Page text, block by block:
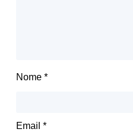
Nome *
Email *